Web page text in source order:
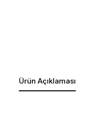
Ürün Açıklaması